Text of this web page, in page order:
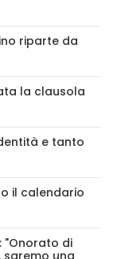
riparte da
la clausola
e tanto
il calendario
"Onorato di